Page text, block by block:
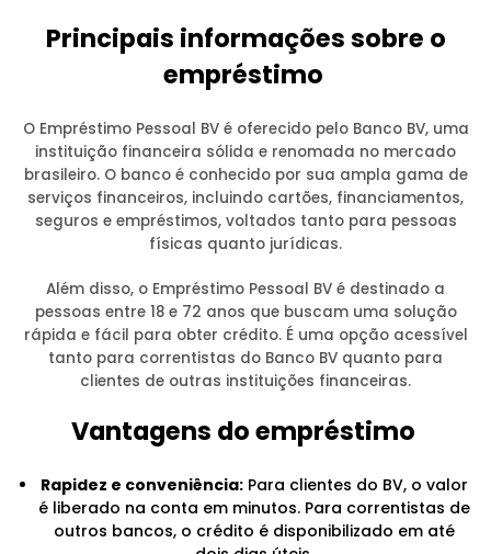
Principais informações sobre o
empréstimo
O Empréstimo Pessoal BV é oferecido pelo Banco BV, uma
instituição financeira sólida e renomada no mercado
brasileiro. O banco é conhecido por sua ampla gama de
serviços financeiros, incluindo cartões, financiamentos,
seguros e empréstimos, voltados tanto para pessoas
físicas quanto jurídicas.
Além disso, o Empréstimo Pessoal BV é destinado a
pessoas entre 18 e 72 anos que buscam uma solução
rápida e fácil para obter crédito. É uma opção acessível
tanto para correntistas do Banco BV quanto para
clientes de outras instituições financeiras.
Vantagens do empréstimo
Rapidez e conveniência:Para clientes do BV, o valor
é liberado na conta em minutos. Para correntistas de
outros bancos, o crédito é disponibilizado em até